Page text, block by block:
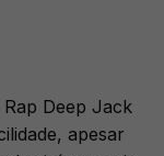
Deep Jack
apesar